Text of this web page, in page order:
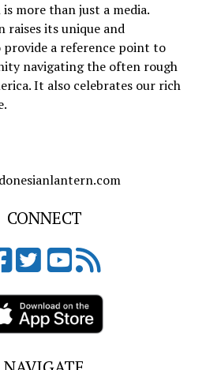
more than just a media.
its unique and
a reference point to
navigating the often rough
It also celebrates our rich
CONNECT